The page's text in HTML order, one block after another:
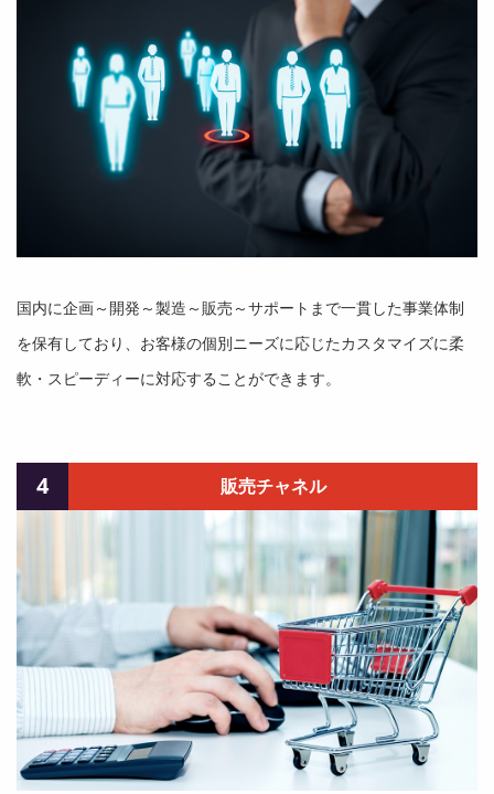
国内に企画～開発～製造～販売～サポートまで一貫した事業体制
を保有しており、お客様の個別ニーズに応じたカスタマイズに柔
軟・スピーディーに対応することができます。
4 販売チャネル